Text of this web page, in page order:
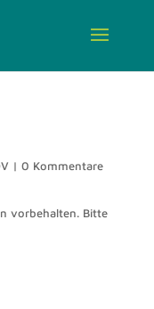
| 0 Kommentare
vorbehalten. Bitte